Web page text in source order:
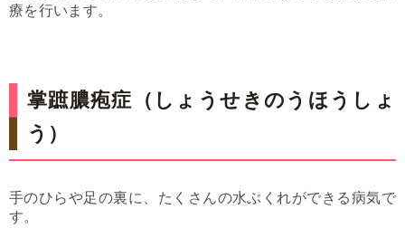
療を行います。
掌蹠膿疱症（しょうせきのうほうしょ
う）
手のひらや足の裏に、たくさんの水ぶくれができる病気で
す。